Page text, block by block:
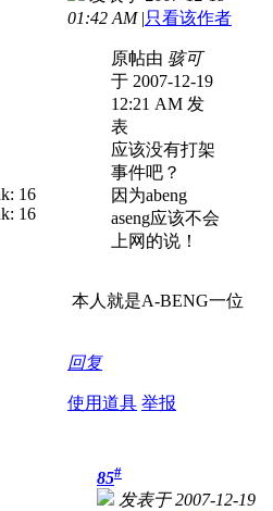
01:42 AM |只看该作者
原帖由 骇可
于 2007-12-19
12:21 AM 发
表
应该没有打架
事件吧？
因为abeng
aseng应该不会
上网的说！
本人就是A-BENG一位
回复
使用道具 举报
85#
发表于 2007-12-19